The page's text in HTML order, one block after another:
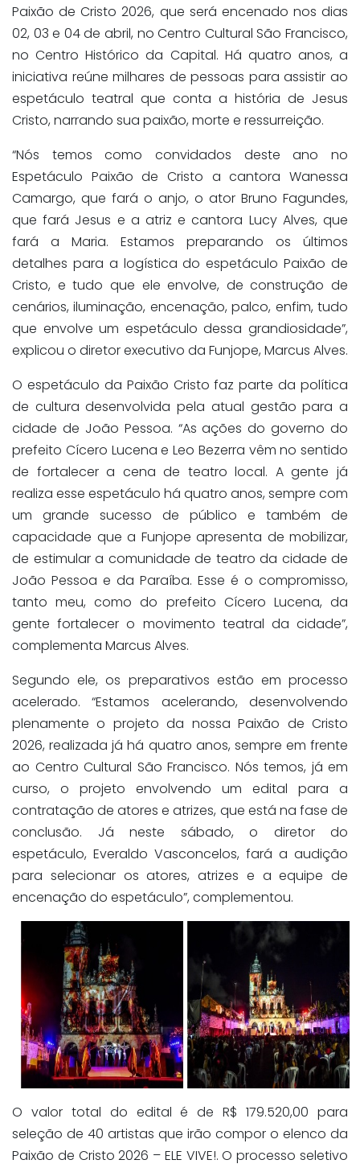
Paixão de Cristo 2026, que será encenado nos dias
02, 03 e 04 de abril, no Centro Cultural São Francisco,
no Centro Histórico da Capital. Há quatro anos, a
iniciativa reúne milhares de pessoas para assistir ao
espetáculo teatral que conta a história de Jesus
Cristo, narrando sua paixão, morte e ressurreição.
“Nós temos como convidados deste ano no
Espetáculo Paixão de Cristo a cantora Wanessa
Camargo, que fará o anjo, o ator Bruno Fagundes,
que fará Jesus e a atriz e cantora Lucy Alves, que
fará a Maria. Estamos preparando os últimos
detalhes para a logística do espetáculo Paixão de
Cristo, e tudo que ele envolve, de construção de
cenários, iluminação, encenação, palco, enfim, tudo
que envolve um espetáculo dessa grandiosidade”,
explicou o diretor executivo da Funjope, Marcus Alves.
O espetáculo da Paixão Cristo faz parte da política
de cultura desenvolvida pela atual gestão para a
cidade de João Pessoa. “As ações do governo do
prefeito Cícero Lucena e Leo Bezerra vêm no sentido
de fortalecer a cena de teatro local. A gente já
realiza esse espetáculo há quatro anos, sempre com
um grande sucesso de público e também de
capacidade que a Funjope apresenta de mobilizar,
de estimular a comunidade de teatro da cidade de
João Pessoa e da Paraíba. Esse é o compromisso,
tanto meu, como do prefeito Cícero Lucena, da
gente fortalecer o movimento teatral da cidade”,
complementa Marcus Alves.
Segundo ele, os preparativos estão em processo
acelerado. “Estamos acelerando, desenvolvendo
plenamente o projeto da nossa Paixão de Cristo
2026, realizada já há quatro anos, sempre em frente
ao Centro Cultural São Francisco. Nós temos, já em
curso, o projeto envolvendo um edital para a
contratação de atores e atrizes, que está na fase de
conclusão. Já neste sábado, o diretor do
espetáculo, Everaldo Vasconcelos, fará a audição
para selecionar os atores, atrizes e a equipe de
encenação do espetáculo”, complementou.
O valor total do edital é de R$ 179.520,00 para
seleção de 40 artistas que irão compor o elenco da
Paixão de Cristo 2026 – ELE VIVE!. O processo seletivo